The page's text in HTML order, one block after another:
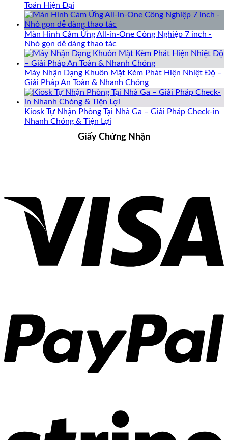
Toán Hiện Đại
Màn Hình Cảm Ứng All-in-One Công Nghiệp 7 inch -
Nhỏ gọn dễ dàng thao tác
Máy Nhận Dạng Khuôn Mặt Kèm Phát Hiện Nhiệt Độ –
Giải Pháp An Toàn & Nhanh Chóng
Kiosk Tự Nhận Phòng Tại Nhà Ga – Giải Pháp Check-in
Nhanh Chóng & Tiện Lợi
Giấy Chứng Nhận